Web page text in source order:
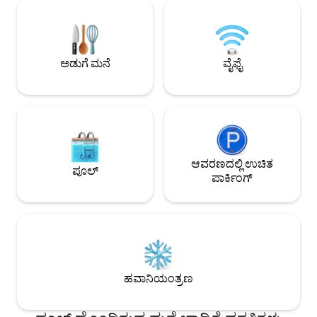
ದಯವಿಟ್ಟು ವ್ಯಾನ್‌ಗಳಿಗೆ ಹೊಂದಿಕೊಳ್ಳಬೇಡಿ ನಾವು
ಬಿಲ್ ಮಾಡುತ್ತೇವೆ!!!
convivir en
habitaciones
ಅಡುಗೆ ಮನೆ ವೈಫೈ
ಪೂಲ್
ಆವರಣದಲ್ಲಿ ಉಚಿತ
ಪಾರ್ಕಿಂಗ್
ಹವಾನಿಯಂತ್ರಣ